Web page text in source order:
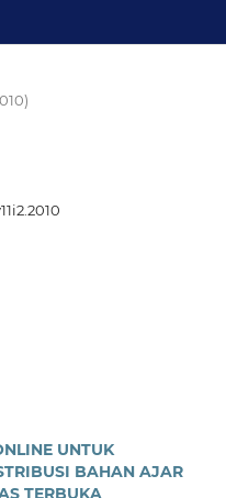
UNTUK
BAHAN AJAR
TERBUKA